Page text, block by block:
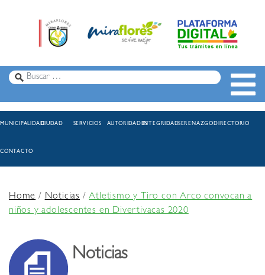
MUNICIPALIDADCIUDAD SERVICIOS AUTORIDADESINTEGRIDADSERENAZGODIRECTORIO
CONTACTO
Home/Noticias /Atletismo y Tiro con Arco convocan a
niños y adolescentes en Divertivacas 2020
Noticias